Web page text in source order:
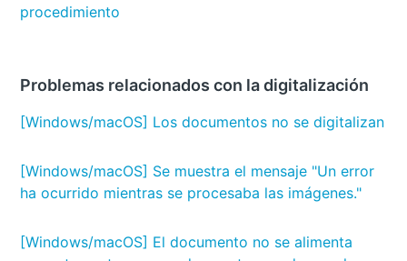
procedimiento
Problemas relacionados con la digitalización
[Windows/macOS] Los documentos no se digitalizan
[Windows/macOS] Se muestra el mensaje "Un error
ha ocurrido mientras se procesaba las imágenes."
[Windows/macOS] El documento no se alimenta